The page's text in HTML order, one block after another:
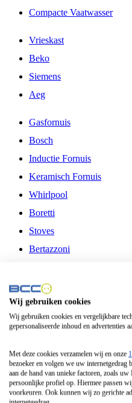
Compacte Vaatwasser
Vrieskast
Beko
Siemens
Aeg
Gasfornuis
Bosch
Inductie Fornuis
Keramisch Fornuis
Whirlpool
Boretti
Stoves
Bertazzoni
Fitelli
Airfryer
Frituurpan
Contactgrill
Broodbakmachine
Broodrooster
Wij gebruiken cookies
Wij gebruiken cookies en vergelijkbare
gepersonaliseerde inhoud en advertenties
Met deze cookies verzamelen wij en onze
bezoeker en volgen we uw
aan de hand van unieke factoren, zoals
persoonlijke profiel op. Hiermee passen
voorkeuren. Ook kunnen wij zo gerichte